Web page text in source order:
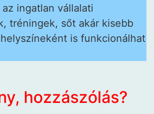
ingatlan vállalati
tréningek, sőt akár kisebb
is funkcionálhat
hozzászólás?